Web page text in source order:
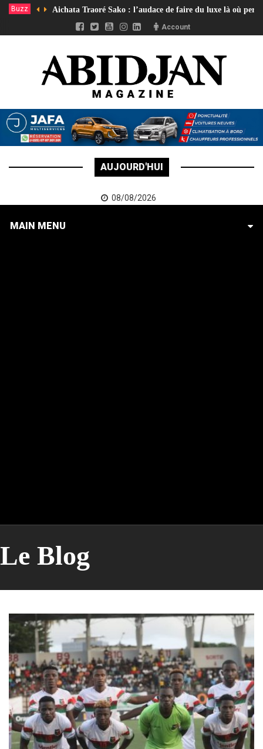
Buzz Aichata Traoré Sako : l’audace de faire du luxe là où
Account
AUJOURD'HUI
08/08/2026
MAIN MENU
Le Blog